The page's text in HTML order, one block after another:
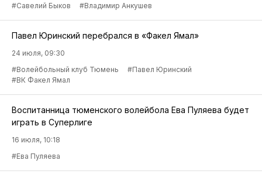
#Савелий Быков
#Владимир Анкушев
Павел Юринский перебрался в «Факел Ямал»
24 июля, 09:30
#Волейбольный клуб Тюмень
#Павел Юринский
#ВК Факел Ямал
Воспитанница тюменского волейбола Ева Пуляева будет
играть в Суперлиге
16 июля, 10:18
#Ева Пуляева